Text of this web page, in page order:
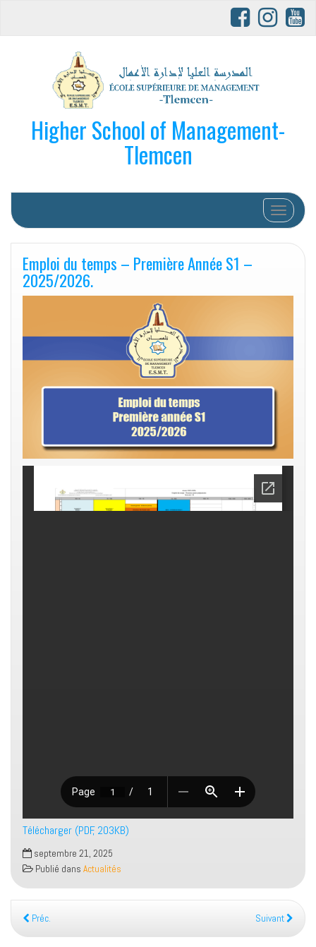
Higher School of Management-
Tlemcen
Afficher/
Emploi du temps – Première Année S1 –
2025/2026.
Télécharger (PDF, 203KB)
septembre 21, 2025
Publié dans Actualités
Préc. Suivant